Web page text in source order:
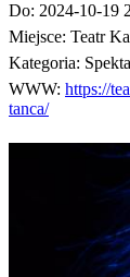
Do: 2024-10-19
Miejsce: Teatr
Kategoria:
WWW: https://
tanca/